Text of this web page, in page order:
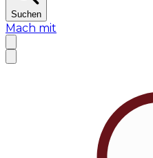
Suchen
Mach mit